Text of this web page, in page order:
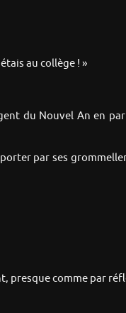
au collège ! »
du Nouvel An en
par ses
presque comme par